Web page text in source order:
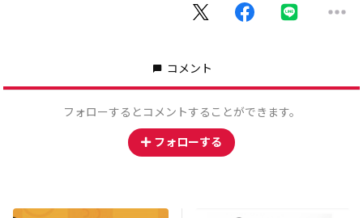
コメント
フォローするとコメントすることができます。
フォローする